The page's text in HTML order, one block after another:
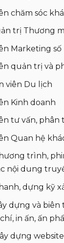
chăm sóc
trị Thương
Marketing số
quản trị và
viên Du lịch
Kinh doanh
tư vấn, phân
Quan hệ
trình,
nội dung
dựng kỹ
dựng và biên
in ấn, ấn
dựng